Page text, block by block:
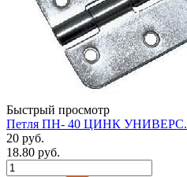
Быстрый просмотр
Петля ПН- 40 ЦИНК УНИВЕРС.
20 руб.
18.80 руб.